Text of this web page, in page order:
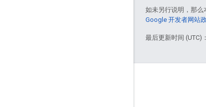
如未另行说明，那么
Google 开发者网站
最后更新时间 (UTC)